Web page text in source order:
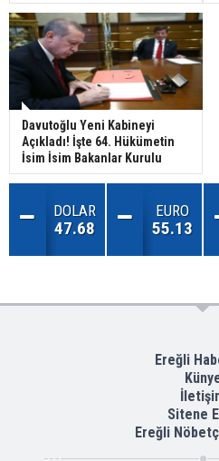
Davutoğlu Yeni Kabineyi
Açıkladı! İşte 64. Hükümetin
İsim İsim Bakanlar Kurulu
DOLAR
47.68
EURO
55.13
Ereğli
Sitene
Ereğli